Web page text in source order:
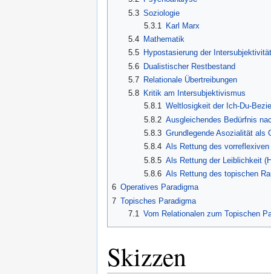
5.3 Soziologie
5.3.1
Karl Marx
5.4
Mathematik
5.5
Hypostasierung der
5.6 Dualistischer Restbestand
5.7
Relationale Übertreibungen
5.8
Kritik am Intersubjektivismus
5.8.1 Weltlosigkeit der Ich-Du-
5.8.2 Ausgleichendes Bedürfnis
5.8.3 Grundlegende Asozialität als
5.8.4 Als Rettung des
5.8.5 Als Rettung der Leiblichkeit
5.8.6 Als Rettung des topischen
6 Operatives Paradigma
7 Topisches Paradigma
7.1 Vom Relationalen zum Topischen
Skizzen